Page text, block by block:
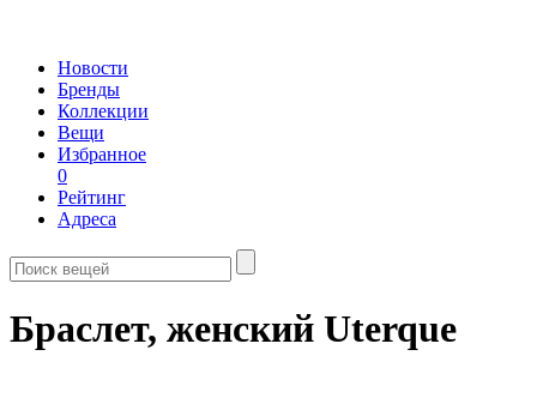
Новости
Бренды
Коллекции
Вещи
Избранное
0
Рейтинг
Адреса
Браслет, женский Uterque